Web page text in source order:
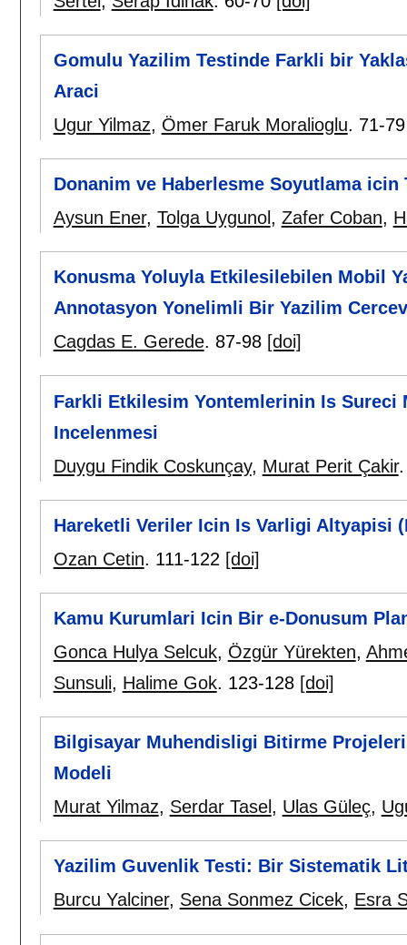
Gomulu Yazilim Testinde Farkli bir
Araci
Ugur Yilmaz, Ömer Faruk Moralioglu. 71-79
Donanim ve Haberlesme Soyutlama
Aysun Ener, Tolga Uygunol , Zafer Coban,
Konusma Yoluyla Etkilesilebilen Mobil
Annotasyon Yonelimli Bir Yazilim
Cagdas E. Gerede. 87-98 [doi]
Farkli Etkilesim Yontemlerinin Is Sureci
Incelenmesi
Duygu Findik Coskunçay, Murat Perit Çakir
Hareketli Veriler Icin Is Varligi Altyapisi
Ozan Cetin. 111-122 [doi]
Kamu Kurumlari Icin Bir e-Donusum
Gonca Hulya Selcuk, Özgür Yürekten,
Sunsuli, Halime Gok. 123-128 [doi]
Bilgisayar Muhendisligi Bitirme
Modeli
Murat Yilmaz, Serdar Tasel , Ulas Güleç,
Yazilim Guvenlik Testi: Bir Sistematik
Burcu Yalciner, Sena Sonmez Cicek, Esra